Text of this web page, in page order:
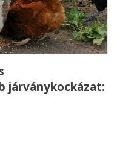
járványkockázat: